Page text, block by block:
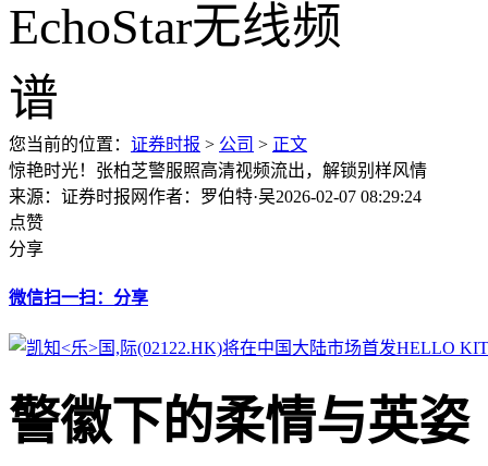
您当前的位置： 证券时报 > 公司 > 正文
惊艳时光！张柏芝警服照高清视频流出，解锁别样风情
来源：证券时报网作者：罗伯特·吴2026-02-07 08:29:24
点赞
分享
微信扫一扫：分享
警徽下的柔情与英姿